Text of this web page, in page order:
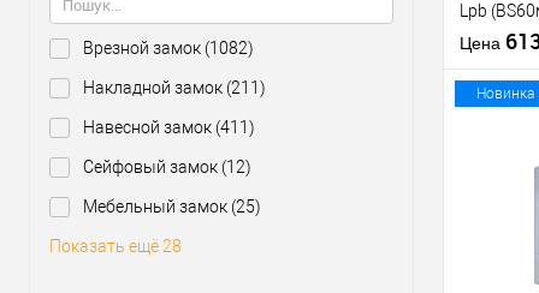
Врезной замок (1082)
Накладной замок (211)
Навесной замок (411)
Сейфовый замок (12)
Мебельный замок (25)
Показать ещё 28
Материал
Межосевое
Lpb
5 ключей
Цена
В
Новинка